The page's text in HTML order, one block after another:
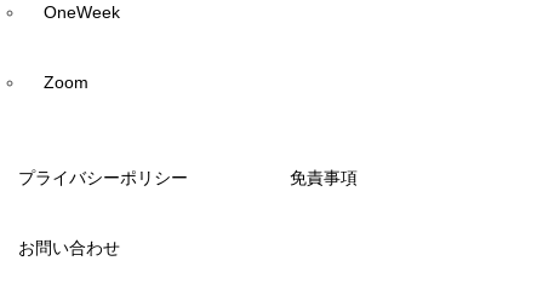
OneWeek
Zoom
プライバシーポリシー 免責事項
お問い合わせ